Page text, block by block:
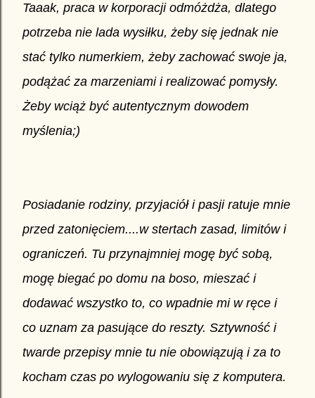
Taaak, praca w korporacji odmóżdża, dlatego
potrzeba nie lada wysiłku, żeby się jednak nie
stać tylko numerkiem, żeby zachować swoje ja,
podążać za marzeniami i realizować pomysły.
Żeby wciąż być autentycznym dowodem
myślenia;)
Posiadanie rodziny, przyjaciół i pasji ratuje mnie
przed zatonięciem....w stertach zasad, limitów i
ograniczeń. Tu przynajmniej mogę być sobą,
mogę biegać po domu na boso, mieszać i
dodawać wszystko to, co wpadnie mi w ręce i
co uznam za pasujące do reszty. Sztywność i
twarde przepisy mnie tu nie obowiązują i za to
kocham czas po wylogowaniu się z komputera.